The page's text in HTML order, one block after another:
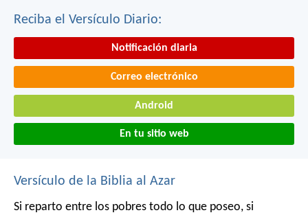
Reciba el Versículo Diario:
Notificación diaria
Correo electrónico
Android
En tu sitio web
Versículo de la Biblia al Azar
Si reparto entre los pobres todo lo que poseo, si